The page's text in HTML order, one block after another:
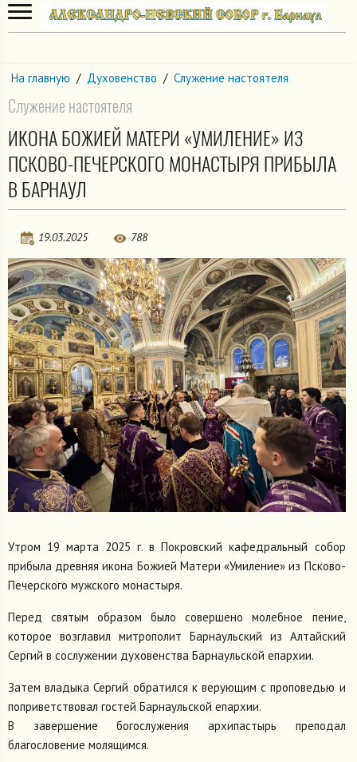
На главную / Духовенство / Служение настоятеля
Служение настоятеля
ИКОНА БОЖИЕЙ МАТЕРИ «УМИЛЕНИЕ» ИЗ
ПСКОВО-ПЕЧЕРСКОГО МОНАСТЫРЯ ПРИБЫЛА
В БАРНАУЛ
19.03.2025 788
Утром 19 марта 2025 г. в Покровский кафедральный собор
прибыла древняя икона Божией Матери «Умиление» из Псково-
Печерского мужского монастыря.
Перед святым образом было совершено молебное пение,
которое возглавил митрополит Барнаульский из Алтайский
Сергий в сослужении духовенства Барнаульской епархии.
Затем владыка Сергий обратился к верующим с проповедью и
поприветствовал гостей Барнаульской епархии.
В завершение богослужения архипастырь преподал
благословение молящимся.